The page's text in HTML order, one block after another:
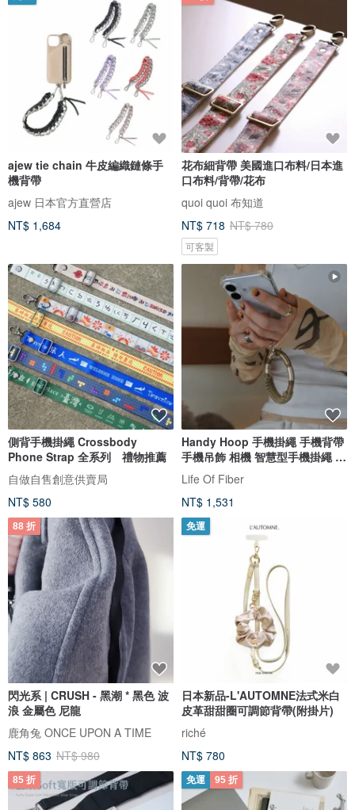
ajew tie chain 牛皮編織鏈條手
機背帶
ajew 日本官方直營店
NT$ 1,684
花布細背帶 美國進口布料/日本進
口布料/背帶/花布
quoi quoi 布知道
NT$ 718 NT$ 780
可客製
側背手機掛繩 Crossbody
Phone Strap 全系列 禮物推薦
自做自售創意供賣局
NT$ 580
Handy Hoop 手機掛繩 手機背帶
手機吊飾 相機 智慧型手機掛繩 相
機腕繩
Life Of Fiber
NT$ 1,531
88 折
閃光系 | CRUSH - 黑潮 * 黑色 波
浪 金屬色 尼龍
鹿角兔 ONCE UPON A TIME
NT$ 863 NT$ 980
免運
日本新品-L'AUTOMNE法式米白
皮革甜甜圈可調節背帶(附掛片)
riché
NT$ 780
85 折 免運 95 折